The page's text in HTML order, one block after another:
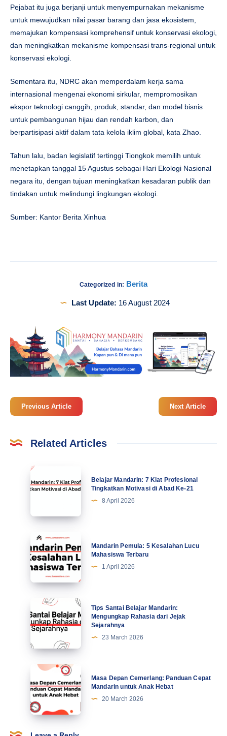
Pejabat itu juga berjanji untuk menyempurnakan mekanisme
untuk mewujudkan nilai pasar barang dan jasa ekosistem,
memajukan kompensasi komprehensif untuk konservasi ekologi,
dan meningkatkan mekanisme kompensasi trans-regional untuk
konservasi ekologi.
Sementara itu, NDRC akan memperdalam kerja sama
internasional mengenai ekonomi sirkular, mempromosikan
ekspor teknologi canggih, produk, standar, dan model bisnis
untuk pembangunan hijau dan rendah karbon, dan
berpartisipasi aktif dalam tata kelola iklim global, kata Zhao.
Tahun lalu, badan legislatif tertinggi Tiongkok memilih untuk
menetapkan tanggal 15 Agustus sebagai Hari Ekologi Nasional
negara itu, dengan tujuan meningkatkan kesadaran publik dan
tindakan untuk melindungi lingkungan ekologi.
Sumber: Kantor Berita Xinhua
Categorized in: Berita
Last Update: 16 August 2024
Previous Article Next Article
Related Articles
Belajar
Mandarin:
Profesional
Tingkatkan
Motivasi
di
Abad
Ke-
Belajar Mandarin: 7 Kiat Profesional
Tingkatkan Motivasi di Abad Ke-21
8 April 2026
Mandarin
Pemula:
5
Kesalahan
Lucu
Mahasiswa
Terbaru
Mandarin Pemula: 5 Kesalahan Lucu
Mahasiswa Terbaru
1 April 2026
Tips
Santai
Belajar
Mandarin:
Mengungkap
Rahasia
dari
Jejak
Sejarahnya
Tips Santai Belajar Mandarin:
Mengungkap Rahasia dari Jejak
Sejarahnya
23 March 2026
Masa
Depan
Cemerlang:
Panduan
Cepat
Mandarin
Masa Depan Cemerlang: Panduan Cepat
Mandarin untuk Anak Hebat
20 March 2026